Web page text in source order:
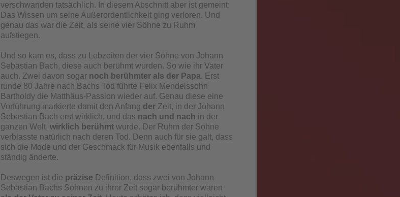
verschwanden tatsächlich. In diesem Abschnitt aber ist gemeint:
Das Wissen um seine Außerordentlichkeit ging verloren. Und
genau das war die Zeit, als seine vier Söhne zu Ruhm
aufstiegen.
Und so kam es, dass zu Lebzeiten der vier Söhne von Johann
Sebastian Bach, diese auch berühmt wurden. So wie ihr Vater
auch. Zwei davon sogar noch berühmter als der Papa. Erst
runde 80 Jahre nach Bachs Tod führte Felix Mendelssohn
Bartholdy die Matthäus-Passion wieder auf. Genau diese eine
Vorführung markierte damit den Anfang der Zeit, in der Johann
Sebastian Bach erst wirklich, und das nach und nach in der
ganzen Welt,wirklich berühmt wurde. Der Ruhm der Söhne
verblasste natürlich nach deren Tod. Denn auch für sie galt, dass
sich die Mode und der Geschmack für Musik ebenfalls und
ständig änderte.
Deswegen ist die präzise Definition, dass zwei von Johann
Sebastian Bachs Söhnen zu ihrer Zeit sogar berühmter waren